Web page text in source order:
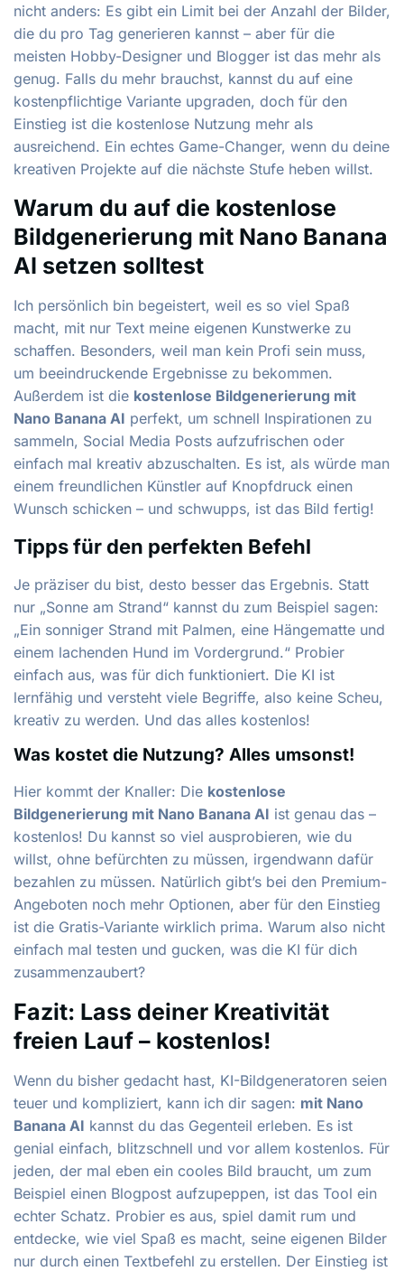
nicht anders: Es gibt ein Limit bei der Anzahl der Bilder,
die du pro Tag generieren kannst – aber für die
meisten Hobby-Designer und Blogger ist das mehr als
genug. Falls du mehr brauchst, kannst du auf eine
kostenpflichtige Variante upgraden, doch für den
Einstieg ist die kostenlose Nutzung mehr als
ausreichend. Ein echtes Game-Changer, wenn du deine
kreativen Projekte auf die nächste Stufe heben willst.
Warum du auf die kostenlose
Bildgenerierung mit Nano Banana
AI setzen solltest
Ich persönlich bin begeistert, weil es so viel Spaß
macht, mit nur Text meine eigenen Kunstwerke zu
schaffen. Besonders, weil man kein Profi sein muss,
um beeindruckende Ergebnisse zu bekommen.
Außerdem ist die kostenlose Bildgenerierung mit
Nano Banana AI perfekt, um schnell Inspirationen zu
sammeln, Social Media Posts aufzufrischen oder
einfach mal kreativ abzuschalten. Es ist, als würde man
einem freundlichen Künstler auf Knopfdruck einen
Wunsch schicken – und schwupps, ist das Bild fertig!
Tipps für den perfekten Befehl
Je präziser du bist, desto besser das Ergebnis. Statt
nur „Sonne am Strand“ kannst du zum Beispiel sagen:
„Ein sonniger Strand mit Palmen, eine Hängematte und
einem lachenden Hund im Vordergrund.“ Probier
einfach aus, was für dich funktioniert. Die KI ist
lernfähig und versteht viele Begriffe, also keine Scheu,
kreativ zu werden. Und das alles kostenlos!
Was kostet die Nutzung? Alles umsonst!
Hier kommt der Knaller: Die kostenlose
Bildgenerierung mit Nano Banana AI ist genau das –
kostenlos! Du kannst so viel ausprobieren, wie du
willst, ohne befürchten zu müssen, irgendwann dafür
bezahlen zu müssen. Natürlich gibt’s bei den Premium-
Angeboten noch mehr Optionen, aber für den Einstieg
ist die Gratis-Variante wirklich prima. Warum also nicht
einfach mal testen und gucken, was die KI für dich
zusammenzaubert?
Fazit: Lass deiner Kreativität
freien Lauf – kostenlos!
Wenn du bisher gedacht hast, KI-Bildgeneratoren seien
teuer und kompliziert, kann ich dir sagen: mit Nano
Banana AI kannst du das Gegenteil erleben. Es ist
genial einfach, blitzschnell und vor allem kostenlos. Für
jeden, der mal eben ein cooles Bild braucht, um zum
Beispiel einen Blogpost aufzupeppen, ist das Tool ein
echter Schatz. Probier es aus, spiel damit rum und
entdecke, wie viel Spaß es macht, seine eigenen Bilder
nur durch einen Textbefehl zu erstellen. Der Einstieg ist